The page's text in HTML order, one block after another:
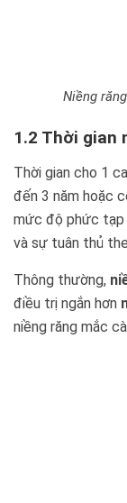
Niềng
1.2 Thời gian
Thời gian cho 1
đến 3 năm hoặc
mức độ phức tạp
và sự tuân thủ
Thông thường,
điều trị ngắn hơn
niềng răng mắc